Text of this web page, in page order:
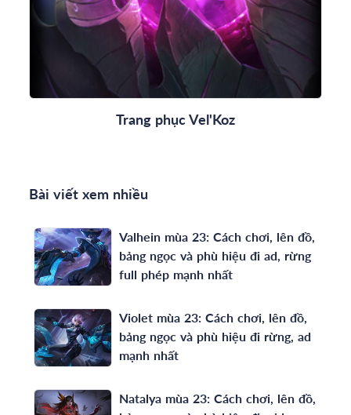
Trang phục Vel'Koz
Bài viết xem nhiều
Valhein mùa 23: Cách chơi, lên đồ,
bảng ngọc và phù hiệu đi ad, rừng
full phép mạnh nhất
Violet mùa 23: Cách chơi, lên đồ,
bảng ngọc và phù hiệu đi rừng, ad
mạnh nhất
Natalya mùa 23: Cách chơi, lên đồ,